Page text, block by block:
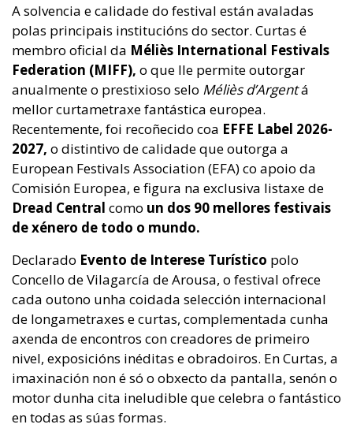
A solvencia e calidade do festival están avaladas
polas principais institucións do sector. Curtas é
membro oficial da Méliès International Festivals
Federation (MIFF), o que lle permite outorgar
anualmente o prestixioso selo Méliès d’Argentá
mellor curtametraxe fantástica europea.
Recentemente, foi recoñecido coa EFFE Label 2026-
2027, o distintivo de calidade que outorga a
European Festivals Association (EFA) co apoio da
Comisión Europea, e figura na exclusiva listaxe de
Dread Central como un dos 90 mellores festivais
de xénero de todo o mundo.
Declarado Evento de Interese Turístico polo
Concello de Vilagarcía de Arousa, o festival ofrece
cada outono unha coidada selección internacional
de longametraxes e curtas, complementada cunha
axenda de encontros con creadores de primeiro
nivel, exposicións inéditas e obradoiros. En Curtas, a
imaxinación non é só o obxecto da pantalla, senón o
motor dunha cita ineludible que celebra o fantástico
en todas as súas formas.